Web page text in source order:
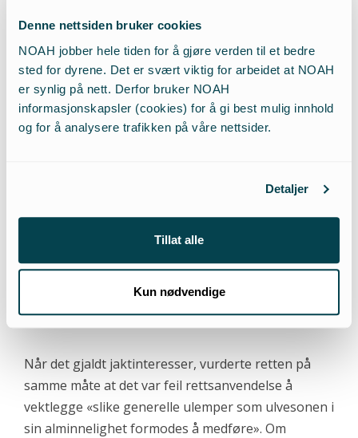
Denne nettsiden bruker cookies
NOAH jobber hele tiden for å gjøre verden til et bedre
sted for dyrene. Det er svært viktig for arbeidet at NOAH
er synlig på nett. Derfor bruker NOAH
informasjonskapsler (cookies) for å gi best mulig innhold
og for å analysere trafikken på våre nettsider.
Detaljer
Tillat alle
Kun nødvendige
ulemper utover dette». Retten gikk gjennom
hensynene til beitenæring, jakt, lokalbefolkningens
trygghet og psykososiale forhold, samt hensynet til
konfliktdemping og tillit til forvaltningen – alle
hensyn som staten hadde ramset opp.
vektlegge hensyn til beitenæringen fordi risikoen
gjennomført. Retten konkluderte at vedtaket
isteden sikter til «den generelle
samfunnskonflikten mellom ulv og beitenæring».
Når det gjaldt jaktinteresser, vurderte retten på
samme måte at det var feil rettsanvendelse å
vektlegge «slike generelle ulemper som ulvesonen i
sin alminnelighet formodes å medføre». Om